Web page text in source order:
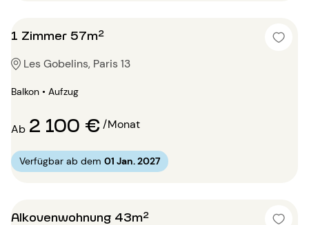
1 Zimmer 57m²
Les Gobelins, Paris 13
Balkon • Aufzug
Ab 2 100 €/Monat
Verfügbar ab dem 01 Jan. 2027
Alkovenwohnung 43m²